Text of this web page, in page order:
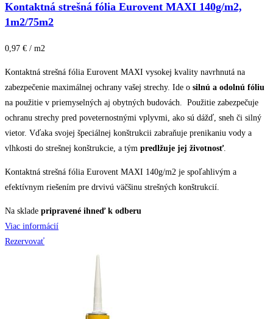
Kontaktná strešná fólia Eurovent MAXI 140g/m2,
1m2/75m2
0,97 € / m2
Kontaktná strešná fólia Eurovent MAXI vysokej kvality navrhnutá na
zabezpečenie maximálnej ochrany vašej strechy. Ide o silnú a odolnú fóliu
na použitie v priemyselných aj obytných budovách. Použitie zabezpečuje
ochranu strechy pred poveternostnými vplyvmi, ako sú dážď, sneh či silný
vietor. Vďaka svojej špeciálnej konštrukcii zabraňuje prenikaniu vody a
vlhkosti do strešnej konštrukcie, a tým predlžuje jej životnosť.
Kontaktná strešná fólia Eurovent MAXI 140g/m2 je spoľahlivým a
efektívnym riešením pre drvivú väčšinu strešných konštrukcií.
Na sklade pripravené ihneď k odberu
Viac informácií
Rezervovať